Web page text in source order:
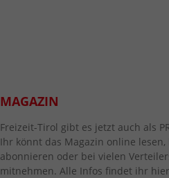
MAGAZIN
Freizeit-Tirol gibt es jetzt auch als
Ihr könnt das Magazin online lesen,
abonnieren oder bei vielen
mitnehmen. Alle Infos findet ihr